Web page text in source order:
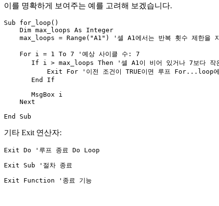
이를 명확하게 보여주는 예를 고려해 보겠습니다.
Sub for_loop()
    Dim max_loops As Integer
max_loops = Range("A1") '셀 A1에서는 반복 횟수 제한을
    For i = 1 To 7 '예상 사이클 수: 7
If i > max_loops Then '셀 A1이 비어 있거나 7보다 작은
Exit For '이전 조건이 TRUE이면 루프 For...loop에
       End If
       MsgBox i
    Next
기타 Exit 연산자: